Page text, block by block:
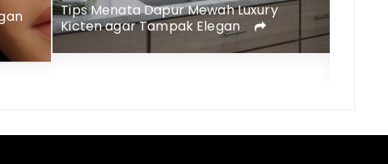
Tips Menata Dapur Mewah Luxury
Kicten agar Tampak Elegan